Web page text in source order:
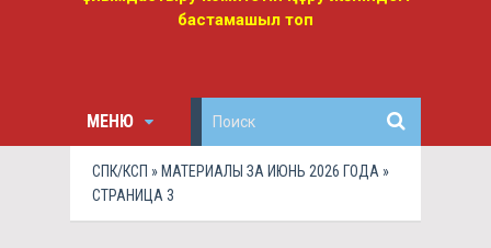
бастамашыл топ
МЕНЮ
СПК/КСП » МАТЕРИАЛЫ ЗА ИЮНЬ 2026 ГОДА »
СТРАНИЦА 3